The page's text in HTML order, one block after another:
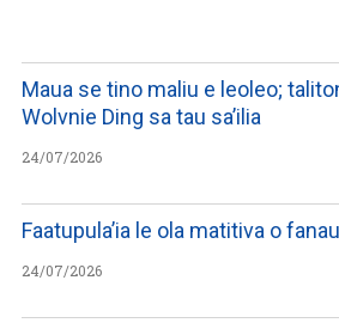
Maua se tino maliu e leoleo;
Wolvnie Ding sa tau sa’ilia
24/07/2026
Faatupula’ia le ola matitiva o
24/07/2026